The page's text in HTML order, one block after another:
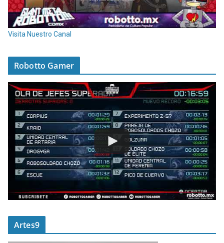
Visita Nuestro Canal
Robotto Gamer
Artes9